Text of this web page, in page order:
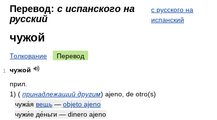
Перевод: с испанского на
русский
с русского на
испанский
чужой
Толкование Перевод
1
чужой
прил.
1) ( принадлежащий другим) ajeno, de otro(s)
чужа́я вещь — objeto ajeno
чужи́е де́ньги — dinero ajeno